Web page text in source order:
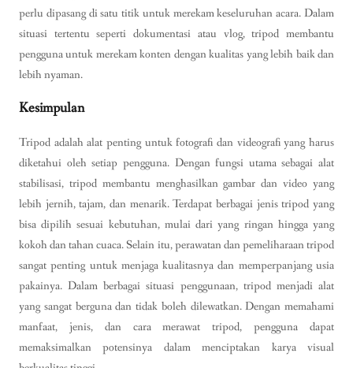
perlu dipasang di satu titik untuk merekam keseluruhan acara. Dalam
situasi tertentu seperti dokumentasi atau vlog, tripod membantu
pengguna untuk merekam konten dengan kualitas yang lebih baik dan
lebih nyaman.
Kesimpulan
Tripod adalah alat penting untuk fotografi dan videografi yang harus
diketahui oleh setiap pengguna. Dengan fungsi utama sebagai alat
stabilisasi, tripod membantu menghasilkan gambar dan video yang
lebih jernih, tajam, dan menarik. Terdapat berbagai jenis tripod yang
bisa dipilih sesuai kebutuhan, mulai dari yang ringan hingga yang
kokoh dan tahan cuaca. Selain itu, perawatan dan pemeliharaan tripod
sangat penting untuk menjaga kualitasnya dan memperpanjang usia
pakainya. Dalam berbagai situasi penggunaan, tripod menjadi alat
yang sangat berguna dan tidak boleh dilewatkan. Dengan memahami
manfaat, jenis, dan cara merawat tripod, pengguna dapat
memaksimalkan potensinya dalam menciptakan karya visual